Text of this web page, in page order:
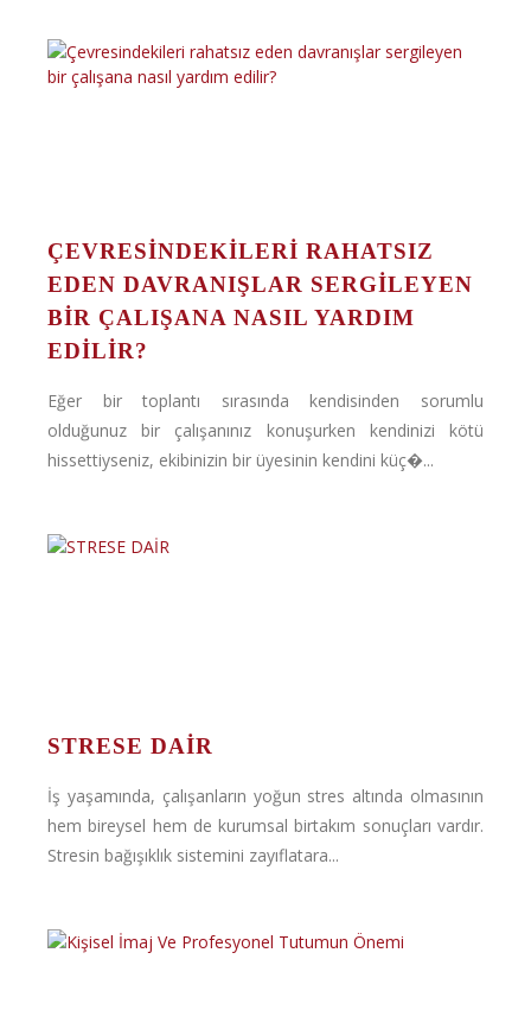
ÇEVRESINDEKILERI RAHATSIZ
EDEN DAVRANIŞLAR SERGILEYEN
BIR ÇALIŞANA NASIL YARDIM
EDILIR?
Eğer bir toplantı sırasında kendisinden sorumlu
olduğunuz bir çalışanınız konuşurken kendinizi kötü
hissettiyseniz, ekibinizin bir üyesinin kendini küç�...
STRESE DAİR
İş yaşamında, çalışanların yoğun stres altında olmasının
hem bireysel hem de kurumsal birtakım sonuçları vardır.
Stresin bağışıklık sistemini zayıflatara...